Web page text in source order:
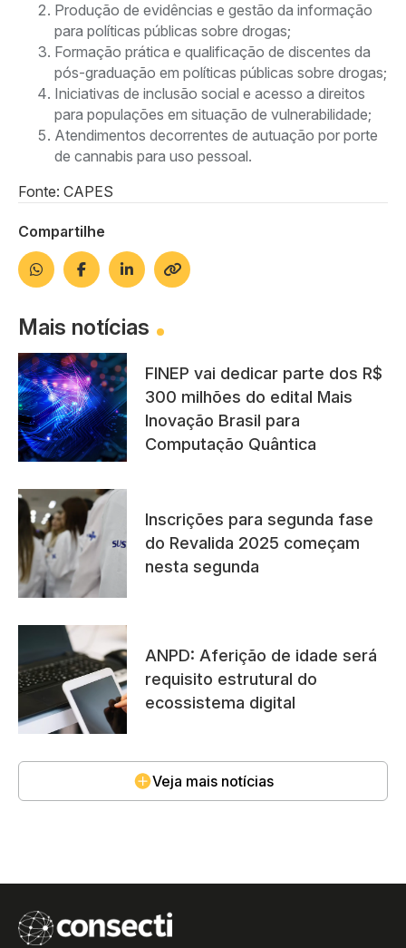
Produção de evidências e gestão da informação
para políticas públicas sobre drogas;
Formação prática e qualificação de discentes da
pós-graduação em políticas públicas sobre drogas;
Iniciativas de inclusão social e acesso a direitos
para populações em situação de vulnerabilidade;
Atendimentos decorrentes de autuação por porte
de cannabis para uso pessoal.
Fonte: CAPES
Compartilhe
Mais notícias
FINEP vai dedicar parte dos R$
300 milhões do edital Mais
Inovação Brasil para
Computação Quântica
Inscrições para segunda fase
do Revalida 2025 começam
nesta segunda
ANPD: Aferição de idade será
requisito estrutural do
ecossistema digital
Veja mais notícias